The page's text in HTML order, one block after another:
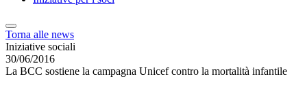
Torna alle news
Iniziative sociali
30/06/2016
La BCC sostiene la campagna Unicef contro la mortalità infantile